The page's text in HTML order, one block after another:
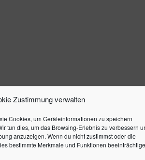
Zustimmung verwalten
Cookies, um Geräteinformationen zu speichern
tun dies, um das Browsing-Erlebnis zu verbessern
anzuzeigen. Wenn du nicht zustimmst oder die
bestimmte Merkmale und Funktionen